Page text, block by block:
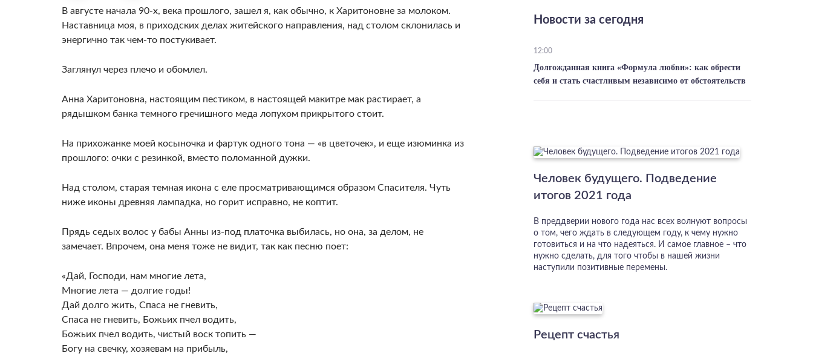
В августе начала 90-х, века прошлого, зашел я, как обычно, к Харитоновне за молоком.
Наставница моя, в приходских делах житейского направления, над столом склонилась и
энергично так чем-то постукивает.
Заглянул через плечо и обомлел.
Анна Харитоновна, настоящим пестиком, в настоящей макитре мак растирает, а
рядышком банка темного гречишного меда лопухом прикрытого стоит.
На прихожанке моей косыночка и фартук одного тона — «в цветочек», и еще изюминка из
прошлого: очки с резинкой, вместо поломанной дужки.
Над столом, старая темная икона с еле просматривающимся образом Спасителя. Чуть
ниже иконы древняя лампадка, но горит исправно, не коптит.
Прядь седых волос у бабы Анны из-под платочка выбилась, но она, за делом, не
замечает. Впрочем, она меня тоже не видит, так как песню поет:
«Дай, Господи, нам многие лета,
Многие лета — долгие годы!
Дай долго жить, Спаса не гневить,
Спаса не гневить, Божьих пчел водить,
Божьих пчел водить, чистый воск топить —
Богу на свечку, хозяевам на прибыль,
Новости за сегодня
12:00
Долгожданная книга «Формула любви»: как обрести
себя и стать счастливым независимо от обстоятельств
Человек будущего. Подведение
итогов 2021 года
В преддверии нового года нас всех волнуют вопросы
о том, чего ждать в следующем году, к чему нужно
готовиться и на что надеяться. И самое главное – что
нужно сделать, для того чтобы в нашей жизни
наступили позитивные перемены.
Рецепт счастья